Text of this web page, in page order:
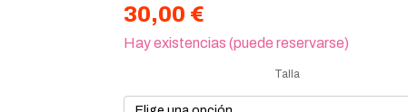
30,00 €
Hay existencias (puede reservarse)
Talla